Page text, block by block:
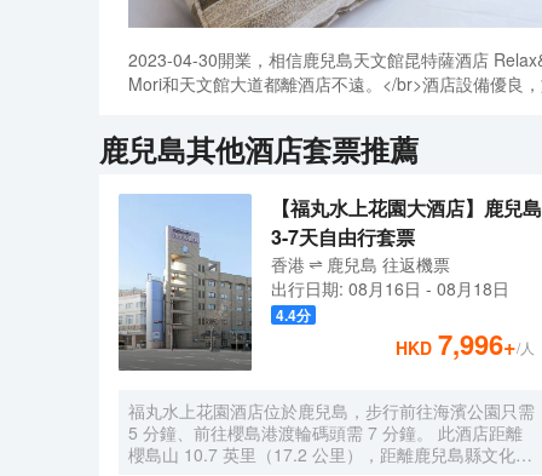
2023-04-30開業，相信鹿兒島天文館昆特薩酒店
Mori和天文館大道都離酒店不遠。</br>酒店設備優良
鹿兒島其他酒店套票推薦
【福丸水上花園大酒店】鹿兒島
3-7天自由行套票
香港 鹿兒島 往返機票
出行日期: 08月16日 - 08月18日
4.4分
HKD 7,996+/人
福丸水上花園酒店位於鹿兒島，步行前往海濱公園只需
5 分鐘、前往櫻島港渡輪碼頭需 7 分鐘。 此酒店距離
櫻島山 10.7 英里（17.2 公里），距離鹿兒島縣文化博